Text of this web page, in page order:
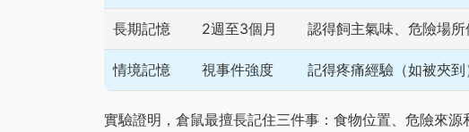
長期記憶 2週至3個月 認得飼主氣味、危險場所
情境記憶 視事件強度 記得疼痛經驗（如被夾到
實驗證明，倉鼠最擅長記住三件事：食物位置、危險來